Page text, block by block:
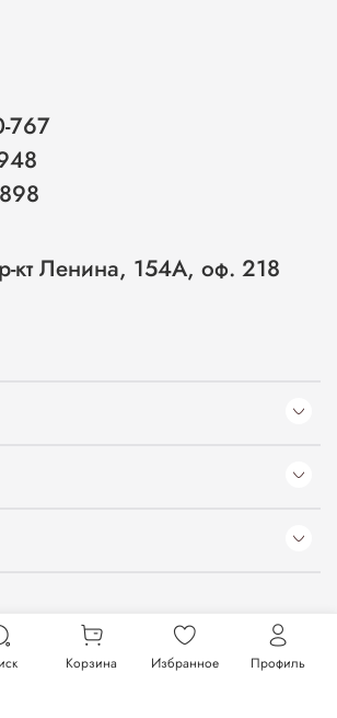
767
кт Ленина, 154А, оф. 218
Корзина Избранное Профиль